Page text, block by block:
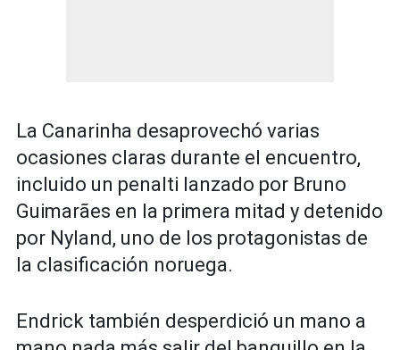
La Canarinha desaprovechó varias
ocasiones claras durante el encuentro,
incluido un penalti lanzado por Bruno
Guimarães en la primera mitad y detenido
por Nyland, uno de los protagonistas de
la clasificación noruega.
Endrick también desperdició un mano a